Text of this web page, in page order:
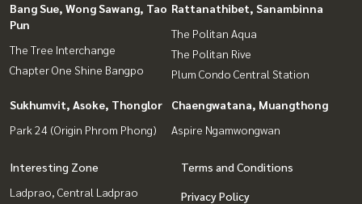
Bang Sue, Wong Sawang, Tao
Pun
The Tree Interchange
Chapter One Shine Bangpo
Rattanathibet, Sanambinna
The Politan Aqua
The Politan Rive
Plum Condo Central Station
Sukhumvit, Asoke, Thonglor
Park 24 (Origin Phrom Phong)
Chaengwatana, Muangthong
Aspire Ngamwongwan
Interesting Zone
Ladprao, Central Ladprao
Terms and Conditions
Privacy Policy